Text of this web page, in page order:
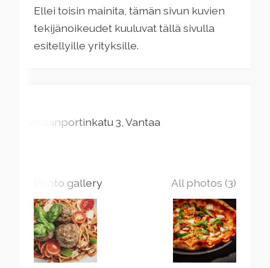
Ellei toisin mainita, tämän sivun kuvien
tekijänoikeudet kuuluvat tällä sivulla
esitellyille yrityksille.
Vantaanportinkatu3 Vantaa
Photo gallery All photos (3)